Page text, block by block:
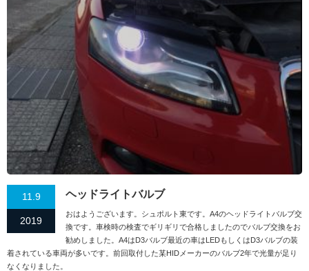
11.9
2019
ヘッドライトバルブ
おはようございます。シュポルト東です。A4のヘッドライトバルブ交
換です。車検時の検査でギリギリで合格しましたのでバルブ交換をお
勧めしました。A4はD3バルブ最近の車はLEDもしくはD3バルブの装
着されている車両が多いです。前回取付した某HIDメーカーのバルブ2年で光量が足り
なくなりました。